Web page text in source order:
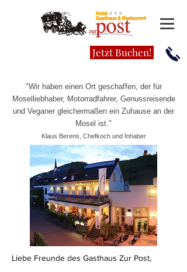
Jetzt Buchen!
"Wir haben einen Ort geschaffen, der für
Moselliebhaber, Motorradfahrer, Genussreisende
und Veganer gleichermaßen ein Zuhause an der
Mosel ist."
Klaus Berens, Chefkoch und Inhaber
Liebe Freunde des Gasthaus Zur Post,